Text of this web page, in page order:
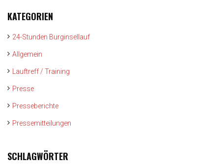
KATEGORIEN
24-Stunden Burginsellauf
Allgemein
Lauftreff / Training
Presse
Presseberichte
Pressemitteilungen
SCHLAGWÖRTER